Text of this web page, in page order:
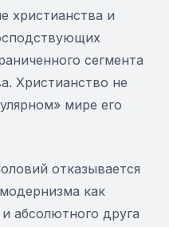
христианства и
сегмента
Христианство не
мире его
отказывается
как
абсолютного друга